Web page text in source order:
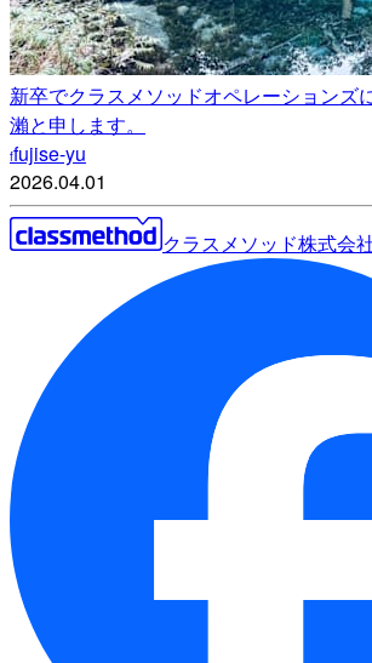
新卒でクラスメソッドオペレーションズ
瀨と申します。
ffujise-yu
2026.04.01
クラスメソッド株式会